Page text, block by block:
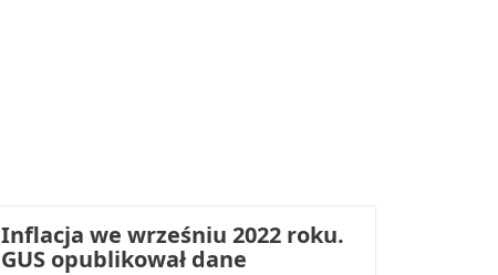
Inflacja we wrześniu 2022 roku.
GUS opublikował dane